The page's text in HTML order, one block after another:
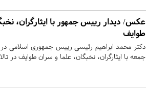
عکس/ دیدار رییس جمهور با ایثارگران،
طوایف
دکتر محمد ابراهیم رئیسی رییس جمهوری اسلامی
جمعه با ایثارگران، نخبگان، علما و سران طوایف در